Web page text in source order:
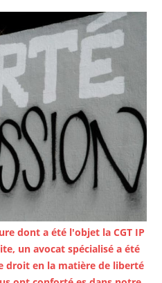
dont a été l'objet la CGT IP
un avocat spécialisé a été
droit en la matière de liberté